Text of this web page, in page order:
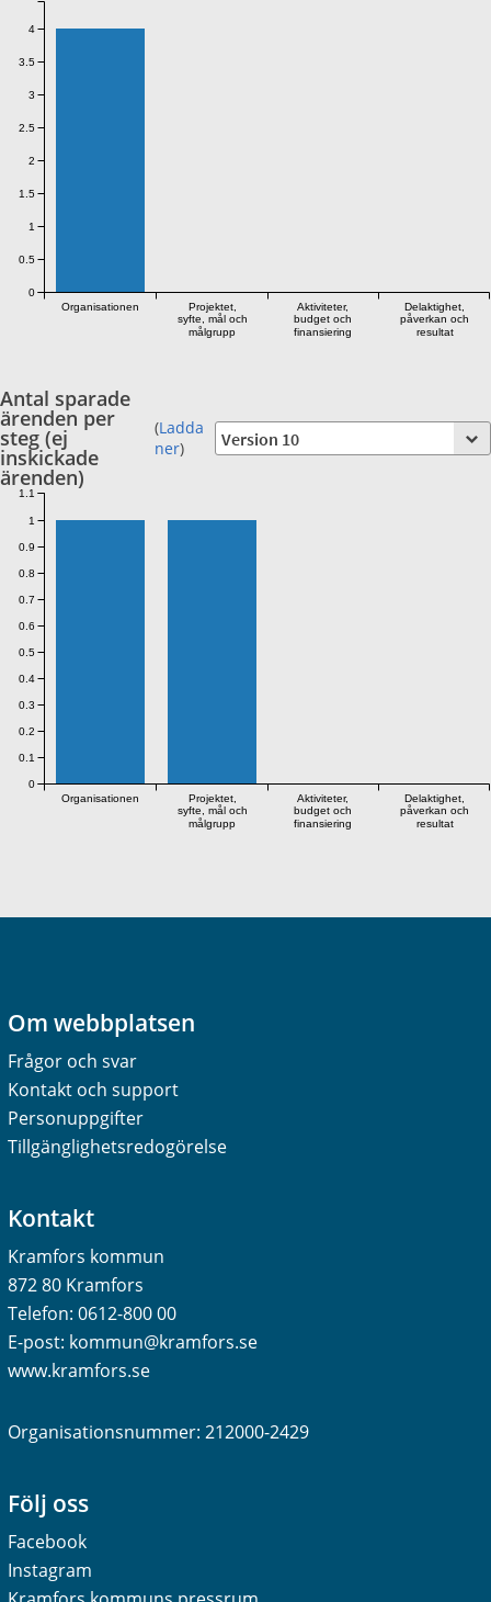
Organisationen
Projektet,
syfte, mål och
målgrupp
Aktiviteter,
budget och
finansiering
Delaktighet,
påverkan och
resultat
0
0.5
1
1.5
2
2.5
3
3.5
4
Antal sparade
ärenden per
steg (ej
inskickade
ärenden)
(Ladda
ner)
Organisationen
Projektet,
syfte, mål och
målgrupp
Aktiviteter,
budget och
finansiering
Delaktighet,
påverkan och
resultat
0
0.1
0.2
0.3
0.4
0.5
0.6
0.7
0.8
0.9
1
1.1
Om webbplatsen
Frågor och svar
Kontakt och support
Personuppgifter
Tillgänglighetsredogörelse
Kontakt
Kramfors kommun
872 80 Kramfors
Telefon: 0612-800 00
E-post: kommun@kramfors.se
www.kramfors.se
Organisationsnummer: 212000-2429
Följ oss
Facebook
Instagram